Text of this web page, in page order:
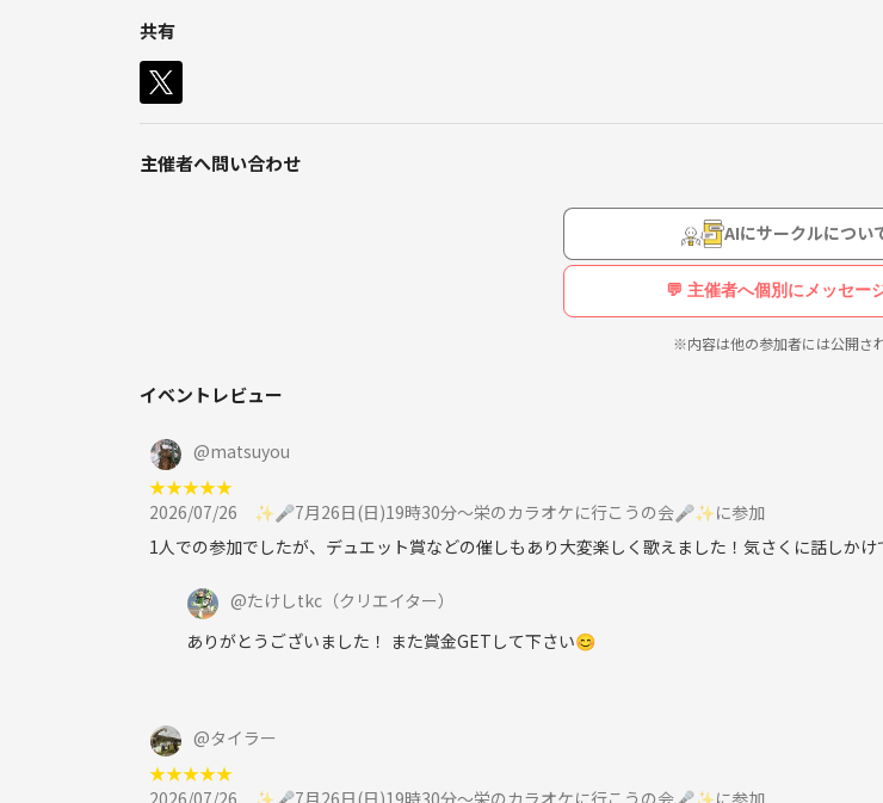
そこで友達ができたり、参加者同士友達になったら素敵だなと思ってます！
過去には結婚された方々もみえます🤵👰
そして、
◆仕事などで地方から来て知り合いがいない方
などの方々のきっかけになれたらいいな！という想いもあり、つなげーとを利用して、イベントを
年齢層も20代〜40代と参加いただいてます！
御質問有りましたら気軽に連絡下さい😌
共有
主催者へ問い合わせ
AIにサークルについ
💬 主催者へ個別にメッセー
※内容は他の参加者には公開さ
イベントレビュー
@matsuyou
★★★★★
2026/07/26
✨️🎤7月26日(日)19時30分〜栄のカラオケに行こうの会🎤✨️に参加
1人での参加でしたが、デュエット賞などの催しもあり大変楽しく歌えました！気さくに話しかけ
@たけしtkc （クリエイター）
ありがとうございました！ また賞金GETして下さい😊
@タイラー
★★★★★
2026/07/26
✨️🎤7月26日(日)19時30分〜栄のカラオケに行こうの会🎤✨️に参加